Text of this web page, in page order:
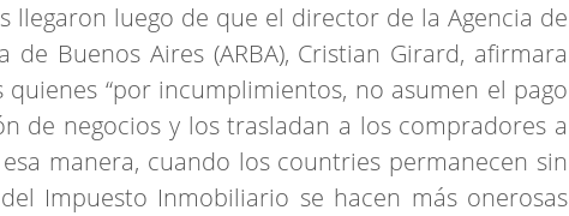
llegaron luego de que el director de la Agencia de
de Buenos Aires (ARBA), Cristian Girard, afirmara
“por incumplimientos, no asumen el pago
de negocios y los trasladan a los compradores a
manera, cuando los countries permanecen sin
Impuesto Inmobiliario se hacen más onerosas